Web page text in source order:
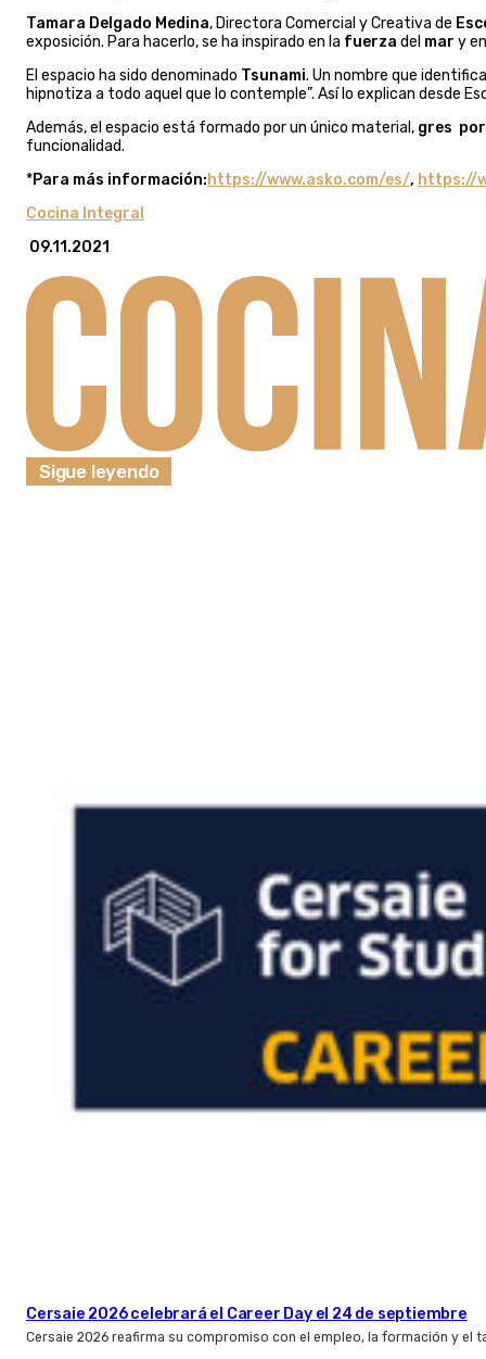
Tamara Delgado Medina, Directora Comercial y Creativa de
exposición. Para hacerlo, se ha inspirado en la fuerza del mar y
El espacio ha sido denominado Tsunami. Un nombre que
hipnotiza a todo aquel que lo contemple”. Así lo explican desde
Además, el espacio está formado por un único material, gres
funcionalidad.
*Para más información: https://www.asko.com/es/, https://
Cocina Integral
09.11.2021
Sigue leyendo
Cersaie 2026 celebrará el Career Day el 24 de septiembre
Cersaie 2026 reafirma su compromiso con el empleo, la formación y el